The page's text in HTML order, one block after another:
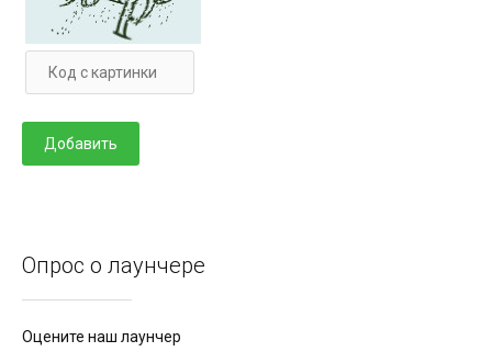
Опрос о лаунчере
Оцените наш лаунчер